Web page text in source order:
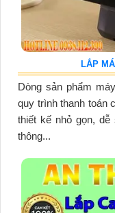
LẮP
Dòng sản phẩm
quy trình thanh toán
thiết kế nhỏ gọn,
thông...